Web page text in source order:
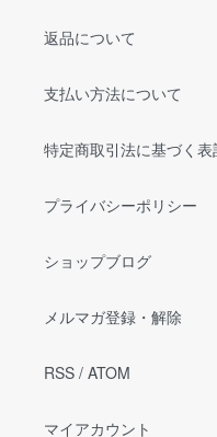
返品について
支払い方法について
特定商取引法に基づく表
プライバシーポリシー
ショップブログ
メルマガ登録・解除
RSS / ATOM
マイアカウント